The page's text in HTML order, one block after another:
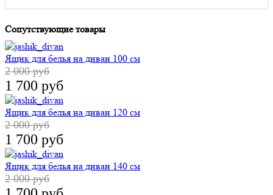
Сопутствующие товары
Ящик для белья на диван 100 см
2 000 руб
1 700 руб
Ящик для белья на диван 120 см
2 000 руб
1 700 руб
Ящик для белья на диван 140 см
2 000 руб